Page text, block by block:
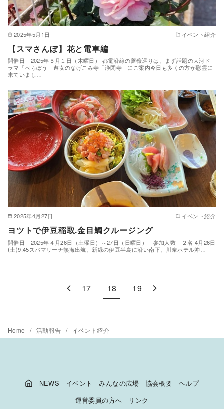
2025年5月1日 イベント紹介
【スマさんぽ】花と電車編
開催日 2025年５月１日（木曜日） 都電沿線の薔薇巡りは、まず話題の大河ド
ラマ「べらぼう」遊女のなげこみ寺「浄閉寺」にご案内今日も多くの方が慰霊に
来ていまし…
2025年4月27日 イベント紹介
ヨツトで伊豆稲取.金目鯛クルージング
開催日 2025年４月26日（土曜日）～27日（日曜日） 参加人数 ２名 4月26日
(土)9:45スパマリーナ熱海出航。新緑の伊豆半島に沿い南下。川奈ホテル沖…
17 18 19
Home 活動報告 イベント紹介
NEWS イベント みんなの広場 協会概要
ヘルプ
運営委員の方へ
リンク